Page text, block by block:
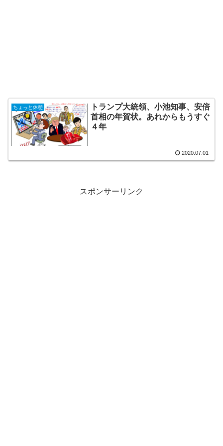
ちょっと休憩
トランプ大統領、小池知事、安倍
首相の年賀状。あれからもうすぐ
４年
2020.07.01
スポンサーリンク